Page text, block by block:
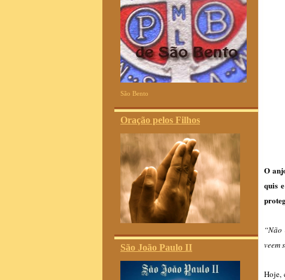
São Bento
Oração pelos Filhos
São João Paulo II
O
quis
“Não
veem
Hoje,